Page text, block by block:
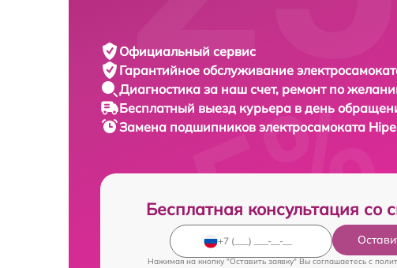
Официальный сервис
Гарантийное обслуживание
Диагностика за наш счет, ремонт по
Бесплатный выезд курьера в день
Замена подшипников электросамоката
Бесплатная консультация со
Нажимая на кнопку "Оставить заявку" Вы соглашаетесь c